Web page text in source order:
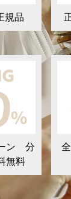
規品
ン 分
無料